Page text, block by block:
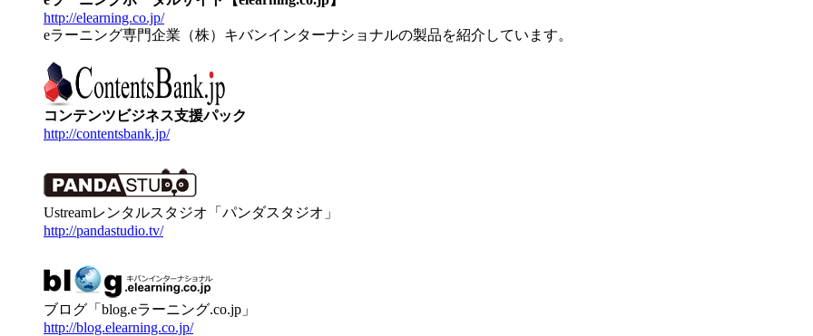
http://elearning.co.jp/
eラーニング専門企業（株）キバンインターナショナルの製品を紹介しています。
コンテンツビジネス支援パック
http://contentsbank.jp/
Ustreamレンタルスタジオ「パンダスタジオ」
http://pandastudio.tv/
ブログ「blog.eラーニング.co.jp」
http://blog.elearning.co.jp/